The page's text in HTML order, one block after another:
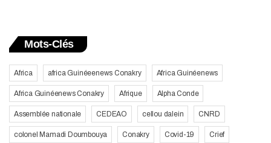
Mots-Clés
Africa africa Guinéeenews Conakry Africa Guinéenews
Africa Guinéenews Conakry Afrique Alpha Conde
Assemblée nationale CEDEAO cellou dalein CNRD
colonel Mamadi Doumbouya Conakry Covid-19 Crief